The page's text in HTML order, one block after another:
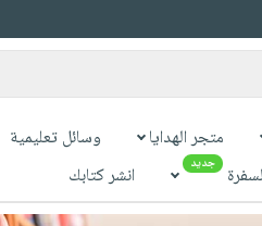
متجر الهدايا وسائل تعليمية
جديد انشر كتابك